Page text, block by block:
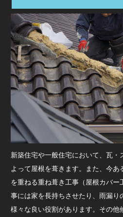
新築住宅や一般住宅において、瓦・
よって屋根を葺きます。また、今あ
を重ねる重ね葺き工事（屋根カバー
事には家を長持ちさせたり、雨漏り
様々な良い役割があります。その他